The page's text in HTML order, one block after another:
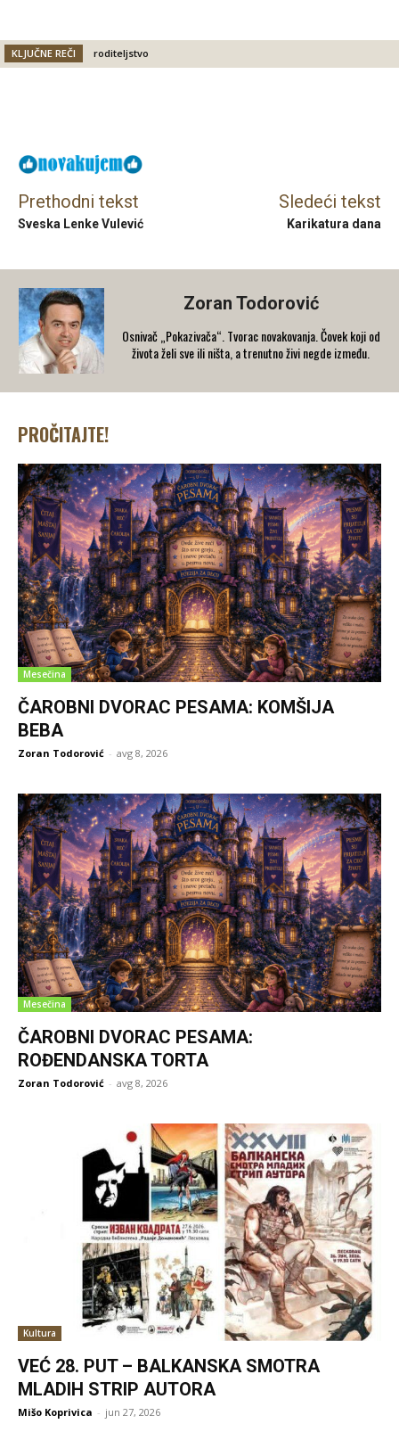
KLJUČNE REČI roditeljstvo
Prethodni tekst
Sveska Lenke Vulević
Sledeći tekst
Karikatura dana
Zoran Todorović
Osnivač „Pokazivača“. Tvorac novakovanja. Čovek koji od
života želi sve ili ništa, a trenutno živi negde između.
PROČITAJTE!
Mesečina
ČAROBNI DVORAC PESAMA: KOMŠIJA
BEBA
Zoran Todorović - avg 8, 2026
Mesečina
ČAROBNI DVORAC PESAMA:
ROĐENDANSKA TORTA
Zoran Todorović - avg 8, 2026
Kultura
VEĆ 28. PUT – BALKANSKA SMOTRA
MLADIH STRIP AUTORA
Mišo Koprivica - jun 27, 2026